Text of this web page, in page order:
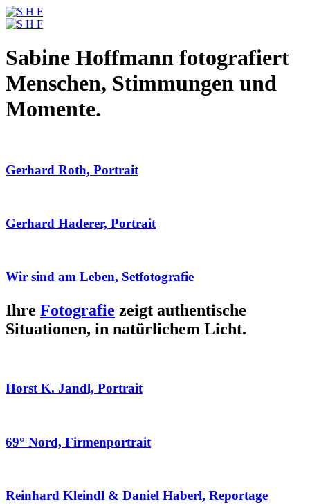
Sabine Hoffmann fotografiert
Menschen, Stimmungen und
Momente.
Gerhard Roth, Portrait
Gerhard Haderer, Portrait
Wir sind am Leben, Setfotografie
Ihre Fotografie zeigt authentische
Situationen, in natürlichem Licht.
Horst K. Jandl, Portrait
69° Nord, Firmenportrait
Reinhard Kleindl & Daniel Haberl, Reportage